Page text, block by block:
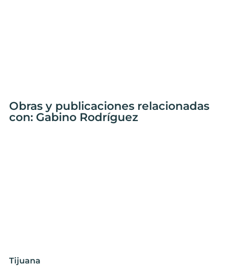
Obras y publicaciones relacionadas
con: Gabino Rodríguez
Tijuana